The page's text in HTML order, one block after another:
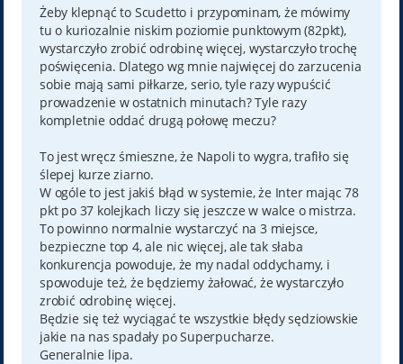
t
Żeby klepnąć to Scudetto i przypominam, że mówimy
tu o kuriozalnie niskim poziomie punktowym (82pkt),
wystarczyło zrobić odrobinę więcej, wystarczyło trochę
poświęcenia. Dlatego wg mnie najwięcej do zarzucenia
sobie mają sami piłkarze, serio, tyle razy wypuścić
prowadzenie w ostatnich minutach? Tyle razy
kompletnie oddać drugą połowę meczu?
To jest wręcz śmieszne, że Napoli to wygra, trafiło się
ślepej kurze ziarno.
W ogóle to jest jakiś błąd w systemie, że Inter mając 78
pkt po 37 kolejkach liczy się jeszcze w walce o mistrza.
To powinno normalnie wystarczyć na 3 miejsce,
bezpieczne top 4, ale nic więcej, ale tak słaba
konkurencja powoduje, że my nadal oddychamy, i
spowoduje też, że będziemy żałować, że wystarczyło
zrobić odrobinę więcej.
Będzie się też wyciągać te wszystkie błędy sędziowskie
jakie na nas spadały po Superpucharze.
Generalnie lipa.